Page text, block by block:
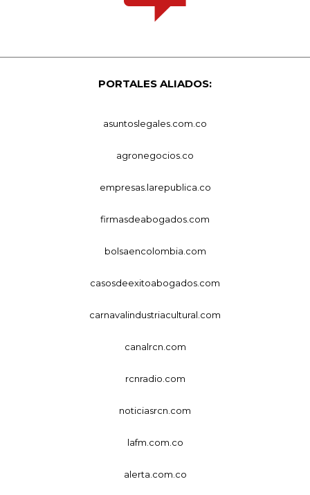
PORTALES ALIADOS:
asuntoslegales.com.co
agronegocios.co
empresas.larepublica.co
firmasdeabogados.com
bolsaencolombia.com
casosdeexitoabogados.com
carnavalindustriacultural.com
canalrcn.com
rcnradio.com
noticiasrcn.com
lafm.com.co
alerta.com.co